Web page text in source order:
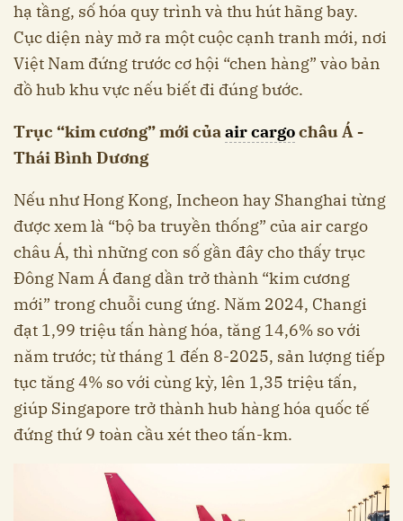
hạ tầng, số hóa quy trình và thu hút hãng bay.
Cục diện này mở ra một cuộc cạnh tranh mới, nơi
Việt Nam đứng trước cơ hội “chen hàng” vào bản
đồ hub khu vực nếu biết đi đúng bước.
Trục “kim cương” mới củaair cargochâu Á -
Thái Bình Dương
Nếu như Hong Kong, Incheon hay Shanghai từng
được xem là “bộ ba truyền thống” của air cargo
châu Á, thì những con số gần đây cho thấy trục
Đông Nam Á đang dần trở thành “kim cương
mới” trong chuỗi cung ứng. Năm 2024, Changi
đạt 1,99 triệu tấn hàng hóa, tăng 14,6% so với
năm trước; từ tháng 1 đến 8-2025, sản lượng tiếp
tục tăng 4% so với cùng kỳ, lên 1,35 triệu tấn,
giúp Singapore trở thành hub hàng hóa quốc tế
đứng thứ 9 toàn cầu xét theo tấn-km.